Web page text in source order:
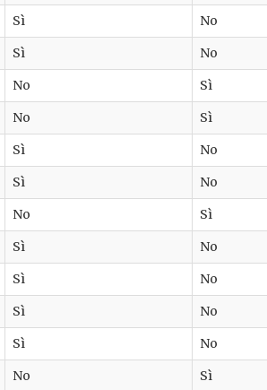
Sì No
Sì No
No Sì
No Sì
Sì No
Sì No
No Sì
Sì No
Sì No
Sì No
Sì No
No Sì